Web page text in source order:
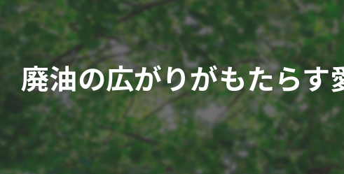
廃油の広がりがもたら